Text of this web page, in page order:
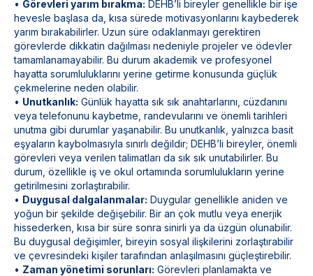
• Görevleri yarım bırakma: DEHB’li bireyler genellikle bir işe
hevesle başlasa da, kısa sürede motivasyonlarını kaybederek
yarım bırakabilirler. Uzun süre odaklanmayı gerektiren
görevlerde dikkatin dağılması nedeniyle projeler ve ödevler
tamamlanamayabilir. Bu durum akademik ve profesyonel
hayatta sorumluluklarını yerine getirme konusunda güçlük
çekmelerine neden olabilir.
• Unutkanlık: Günlük hayatta sık sık anahtarlarını, cüzdanını
veya telefonunu kaybetme, randevularını ve önemli tarihleri
unutma gibi durumlar yaşanabilir. Bu unutkanlık, yalnızca basit
eşyaların kaybolmasıyla sınırlı değildir; DEHB’li bireyler, önemli
görevleri veya verilen talimatları da sık sık unutabilirler. Bu
durum, özellikle iş ve okul ortamında sorumlulukların yerine
getirilmesini zorlaştırabilir.
• Duygusal dalgalanmalar: Duygular genellikle aniden ve
yoğun bir şekilde değişebilir. Bir an çok mutlu veya enerjik
hissederken, kısa bir süre sonra sinirli ya da üzgün olunabilir.
Bu duygusal değişimler, bireyin sosyal ilişkilerini zorlaştırabilir
ve çevresindeki kişiler tarafından anlaşılmasını güçleştirebilir.
• Zaman yönetimi sorunları: Görevleri planlamakta ve